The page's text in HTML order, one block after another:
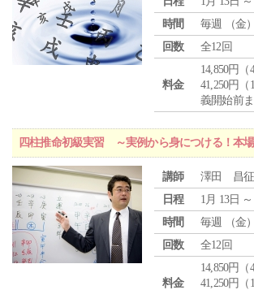
時間
毎週 （金
回数
全12回
料金
14,850円
41,250円
義開始前ま
四柱推命初級実習 ～実例から身につける！本
講師
澤田 昌征
日程
1月 13日
時間
毎週 （金
回数
全12回
料金
14,850円
41,250円